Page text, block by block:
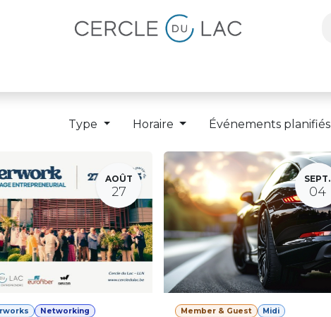
Type Horaire Événements planifiés
AOÛT
27
Networking
SEPT.
04
Member & Guest
Midi